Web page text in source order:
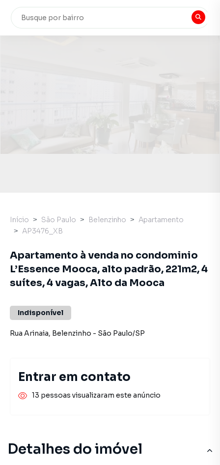
Detalhes do imóvel
Início São Paulo Belenzinho
Apartamento
AP3476_XB
Apartamento à venda no condominio
L’Essence Mooca, alto padrão, 221m2, 4
suítes, 4 vagas, Alto da Mooca
Indisponível
Rua Arinaia, Belenzinho - São Paulo/SP
Entrar em contato
13 pessoas visualizaram este anúncio